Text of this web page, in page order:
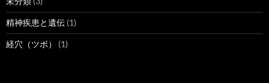
精神疾患と遺伝 (1)
経穴（ツボ） (1)